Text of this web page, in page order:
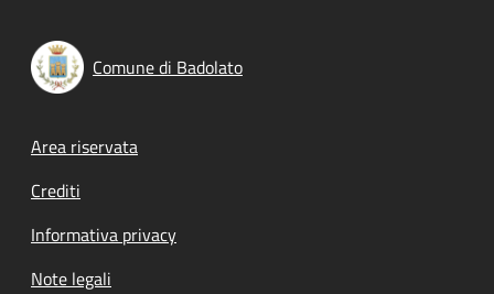
Comune di Badolato
Footer menu
Area riservata
Crediti
Informativa privacy
Note legali